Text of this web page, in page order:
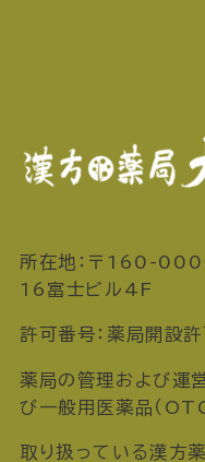
所在地：〒160-
16富士ビル4F
許可番号：薬局開
薬局の管理および運
び一般用医薬品（
取り扱っている漢方